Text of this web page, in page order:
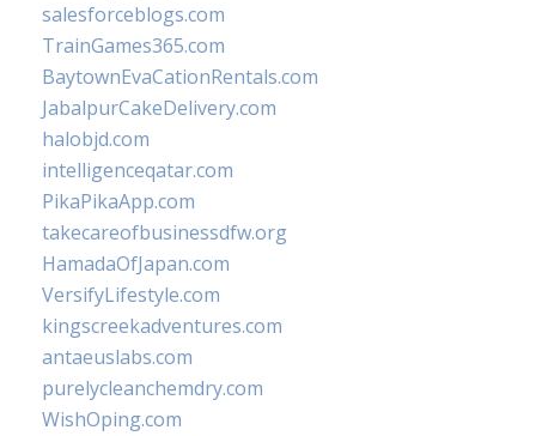
salesforceblogs.com
TrainGames365.com
BaytownEvaCationRentals.com
JabalpurCakeDelivery.com
halobjd.com
intelligenceqatar.com
PikaPikaApp.com
takecareofbusinessdfw.org
HamadaOfJapan.com
VersifyLifestyle.com
kingscreekadventures.com
antaeuslabs.com
purelycleanchemdry.com
WishOping.com